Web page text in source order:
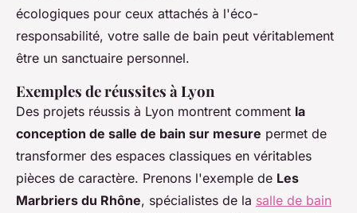
écologiques pour ceux attachés à l'éco-
responsabilité, votre salle de bain peut véritablement
être un sanctuaire personnel.
Exemples de réussites à Lyon
Des projets réussis à Lyon montrent comment la
conception de salle de bain sur mesure permet de
transformer des espaces classiques en véritables
pièces de caractère. Prenons l'exemple de Les
Marbriers du Rhône, spécialistes de la salle de bain